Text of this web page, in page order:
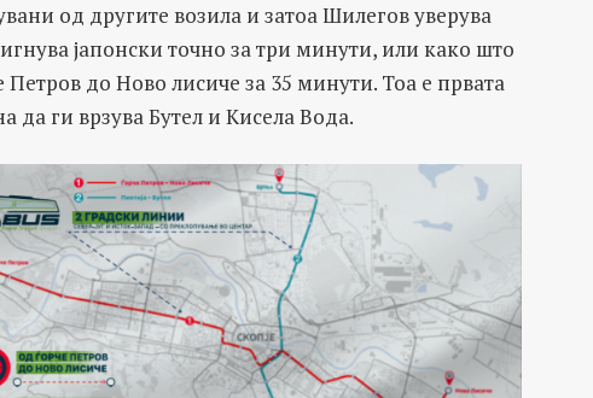
од другите возила и затоа Шилегов уверува
јапонски точно за три минути, или како што
до Ново лисиче за 35 минути. Тоа е првата
да ги врзува Бутел и Кисела Вода.